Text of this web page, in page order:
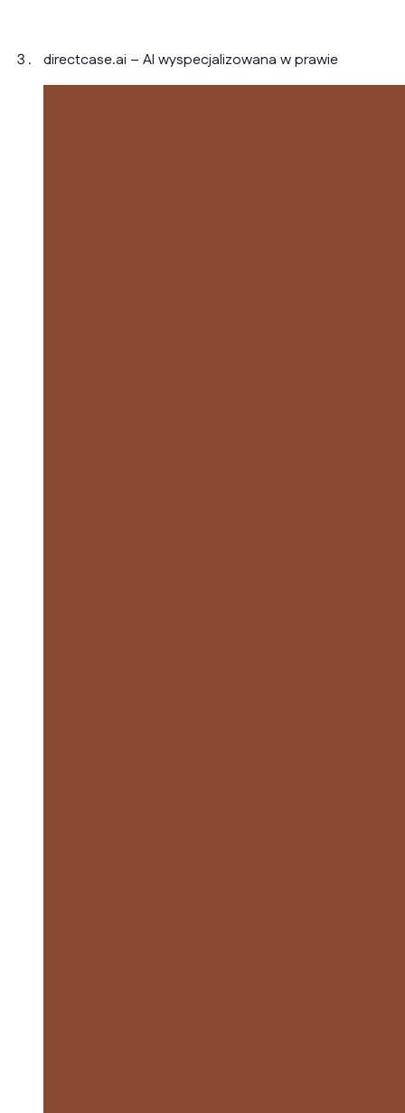
directcase.ai – AI wyspecjalizowana w prawie